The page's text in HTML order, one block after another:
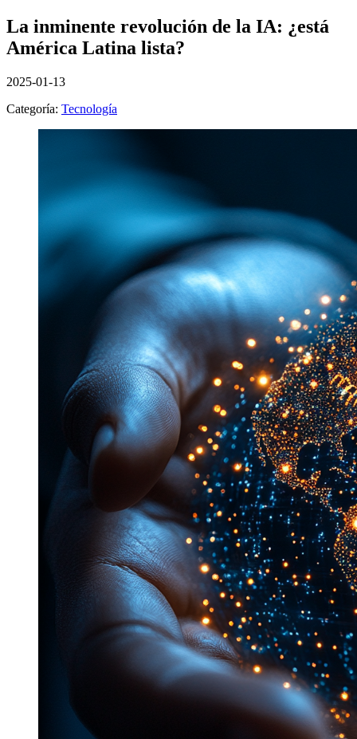
La inminente revolución de la IA: ¿está
América Latina lista?
2025-01-13
Categoría: Tecnología